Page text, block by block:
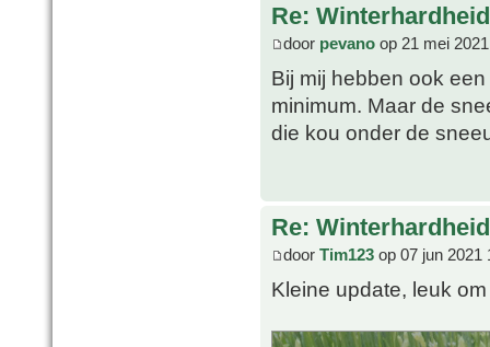
Re:
door pevano op 21 mei
Bij mij hebben ook
minimum. Maar de
die kou onder de
Re:
door Tim123 op 07 jun 2021
Kleine update, leuk